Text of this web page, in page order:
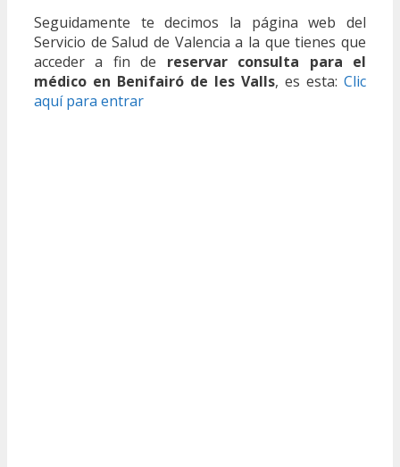
Seguidamente te decimos la página web del
Servicio de Salud de Valencia a la que tienes que
acceder a fin de reservar consulta para el
médico en Benifairó de les Valls, es esta: Clic
aquí para entrar